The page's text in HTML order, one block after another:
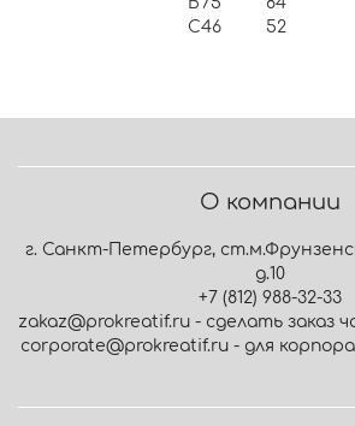
C46 52
О компании
г. Санкт-Петербург,
д.10
+7 (812) 988-32-33
zakaz@prokreatif.ru - сделать заказ
corporate@prokreatif.ru - для